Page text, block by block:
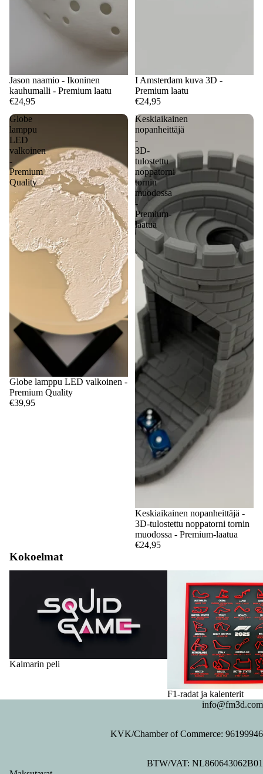
Jason naamio - Ikoninen
kauhumalli - Premium laatu
€24,95
I Amsterdam kuva 3D -
Premium laatu
€24,95
Globe
lamppu
LED
valkoinen
-
Premium
Quality
Globe lamppu LED valkoinen -
Premium Quality
€39,95
Keskiaikainen
nopanheittäjä
-
3D-
tulostettu
noppatorni
tornin
muodossa
-
Premium-
laatua
Keskiaikainen nopanheittäjä -
3D-tulostettu noppatorni tornin
muodossa - Premium-laatua
€24,95
Kokoelmat
Kalmarin peli
F1-radat ja kalenterit
info@fm3d.com
KVK/Chamber of Commerce: 96199946
BTW/VAT: NL860643062B01